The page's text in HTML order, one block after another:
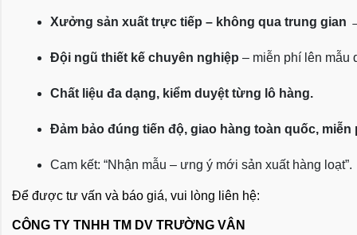
Xưởng sản xuất trực tiếp – không qua trung gian
Đội ngũ thiết kế chuyên nghiệp – miễn phí lên mẫu
Chất liệu đa dạng, kiểm duyệt từng lô hàng.
Đảm bảo đúng tiến độ, giao hàng toàn quốc, miễn
Cam kết: “Nhận mẫu – ưng ý mới sản xuất hàng loạt”.
Để được tư vấn và báo giá, vui lòng liên hệ:
CÔNG TY TNHH TM DV TRƯỜNG VÂN